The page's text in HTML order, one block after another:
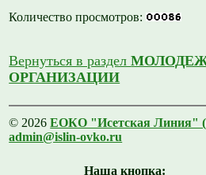
Количество просмотров:
Вернуться в раздел
ОРГАНИЗАЦИИ
© 2026ЕОКО "Исетская Линия"
admin@islin-ovko.ru
Наша кнопка: